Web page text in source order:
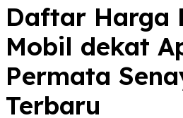
Daftar Harga
Mobil dekat
Permata
Terbaru